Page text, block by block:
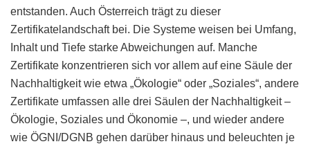
entstanden. Auch Österreich trägt zu dieser
Zertifikatelandschaft bei. Die Systeme weisen bei Umfang,
Inhalt und Tiefe starke Abweichungen auf. Manche
Zertifikate konzentrieren sich vor allem auf eine Säule der
Nachhaltigkeit wie etwa „Ökologie“ oder „Soziales“, andere
Zertifikate umfassen alle drei Säulen der Nachhaltigkeit –
Ökologie, Soziales und Ökonomie –, und wieder andere
wie ÖGNI/DGNB gehen darüber hinaus und beleuchten je